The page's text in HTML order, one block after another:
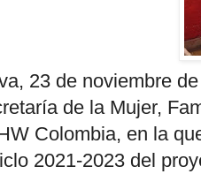
23 de noviembre
de la Mujer,
Colombia, en la
2021-2023 del